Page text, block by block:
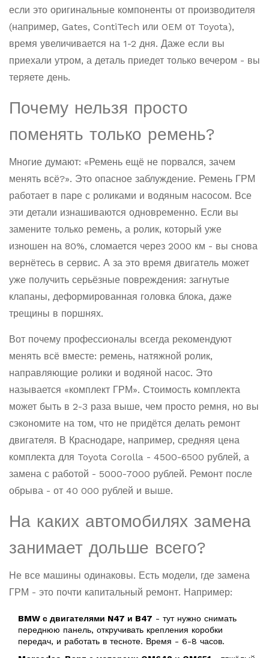
если это оригинальные компоненты от производителя
(например, Gates, ContiTech или OEM от Toyota),
время увеличивается на 1-2 дня. Даже если вы
приехали утром, а деталь приедет только вечером - вы
теряете день.
Почему нельзя просто
поменять только ремень?
Многие думают: «Ремень ещё не порвался, зачем
менять всё?». Это опасное заблуждение. Ремень ГРМ
работает в паре с роликами и водяным насосом. Все
эти детали изнашиваются одновременно. Если вы
замените только ремень, а ролик, который уже
изношен на 80%, сломается через 2000 км - вы снова
вернётесь в сервис. А за это время двигатель может
уже получить серьёзные повреждения: загнутые
клапаны, деформированная головка блока, даже
трещины в поршнях.
Вот почему профессионалы всегда рекомендуют
менять всё вместе: ремень, натяжной ролик,
направляющие ролики и водяной насос. Это
называется «комплект ГРМ». Стоимость комплекта
может быть в 2-3 раза выше, чем просто ремня, но вы
сэкономите на том, что не придётся делать ремонт
двигателя. В Краснодаре, например, средняя цена
комплекта для Toyota Corolla - 4500-6500 рублей, а
замена с работой - 5000-7000 рублей. Ремонт после
обрыва - от 40 000 рублей и выше.
На каких автомобилях замена
занимает дольше всего?
Не все машины одинаковы. Есть модели, где замена
ГРМ - это почти капитальный ремонт. Например:
BMW с двигателями N47 и B47 - тут нужно снимать
переднюю панель, откручивать крепления коробки
передач, и работать в тесноте. Время - 6-8 часов.